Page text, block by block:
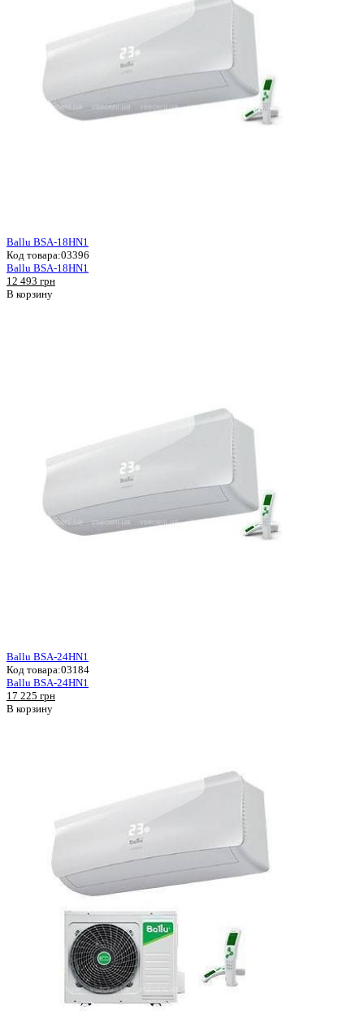
Ballu BSA-18HN1
Код товара:03396
Ballu BSA-18HN1
12 493 грн
В корзину
Ballu BSA-24HN1
Код товара:03184
Ballu BSA-24HN1
17 225 грн
В корзину